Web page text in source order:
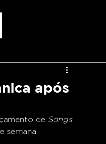
após
de Songs
semana.